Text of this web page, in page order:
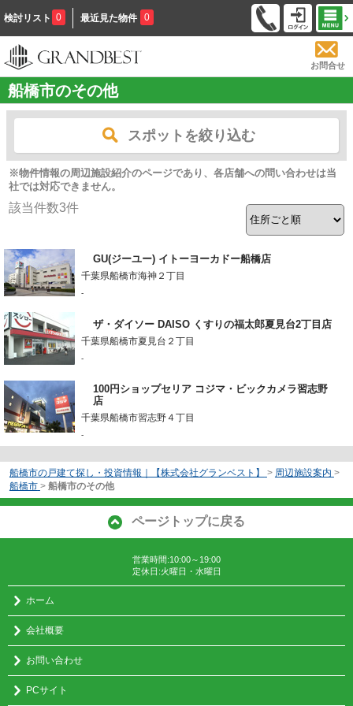
検討リスト 0 最近見た物件 0
お問合せ
船橋市のその他
スポットを絞り込む
※物件情報の周辺施設紹介のページであり、各店舗への問い合わせは当
社では対応できません。
該当件数3件
GU(ジーユー) イトーヨーカドー船橋店
千葉県船橋市海神２丁目
-
ザ・ダイソー DAISO くすりの福太郎夏見台2丁目店
千葉県船橋市夏見台２丁目
-
100円ショップセリア コジマ・ビックカメラ習志野
店
千葉県船橋市習志野４丁目
-
船橋市の戸建て探し・投資情報｜【株式会社グランベスト】 > 周辺施設案内 >
船橋市 > 船橋市のその他
ページトップに戻る
営業時間:10:00～19:00
定休日:火曜日・水曜日
ホーム
会社概要
お問い合わせ
PCサイト